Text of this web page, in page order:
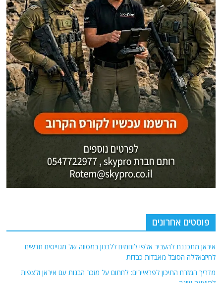
פוסטים אחרונים
איראן מתכננת להעביר אלפי לוחמים ללבנון במסווה של מגוייסים חדשים
לחיזבאללה הסובל מאבדות כבדות
מדריך המזרח התיכון לפראיירים: לחתום על מזכר הבנות עם איראן ולצפות